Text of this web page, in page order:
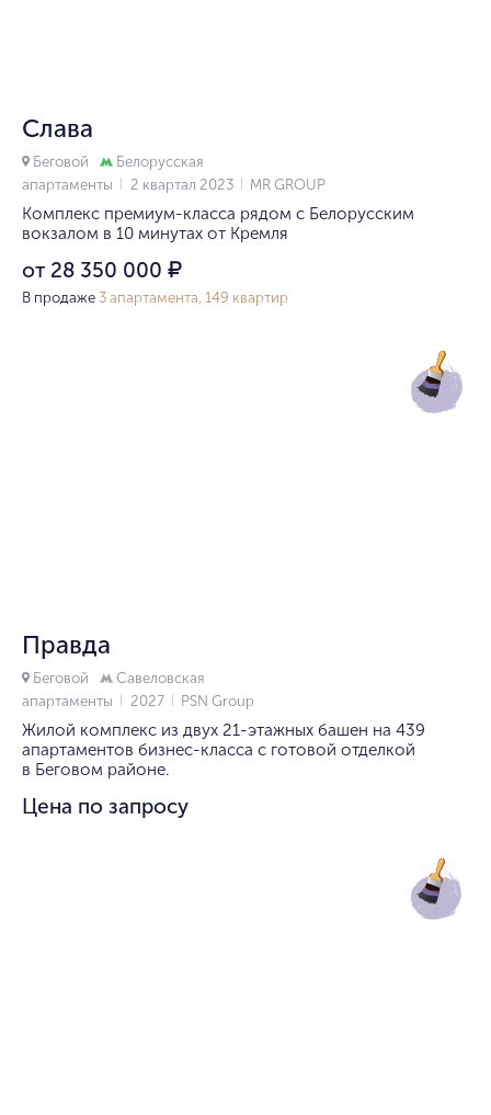
Cлава
Беговой
Белорусская
апартаменты
2 квартал 2023 MR GROUP
Комплекс премиум-класса рядом с Белорусским
вокзалом в 10 минутах от Кремля
от 28 350 000 ₽
В продаже 3 апартамента, 149 квартир
Правда
Беговой
Савеловская
апартаменты
2027 PSN Group
Жилой комплекс из двух 21-этажных башен на 439
апартаментов бизнес-класса с готовой отделкой
в Беговом районе.
Цена по запросу